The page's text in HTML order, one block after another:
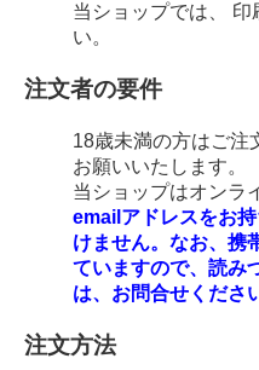
当ショップでは、
い。
注文者の要件
18歳未満の方はご注
お願いいたします。
当ショップはオンラ
emailアドレスをお
けません。なお、携
ていますので、読み
は、お問合せくださ
注文方法